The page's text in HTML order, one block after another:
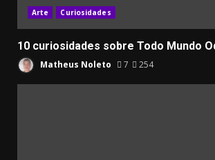
Arte Curiosidades
10 curiosidades sobre Todo Mundo
Matheus Noleto 7 254